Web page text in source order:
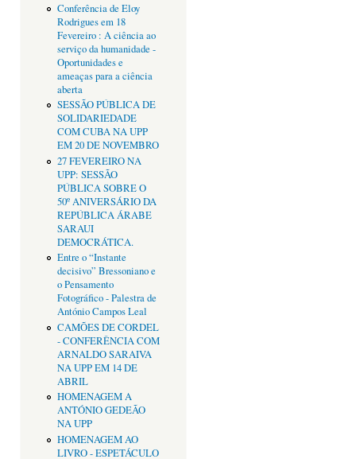
Conferência de Eloy
Rodrigues em 18
Fevereiro : A ciência ao
serviço da humanidade -
Oportunidades e
ameaças para a ciência
aberta
SESSÃO PÚBLICA DE
SOLIDARIEDADE
COM CUBA NA UPP
EM 20 DE NOVEMBRO
27 FEVEREIRO NA
UPP: SESSÃO
PÚBLICA SOBRE O
50º ANIVERSÁRIO DA
REPÚBLICA ÁRABE
SARAUI
DEMOCRÁTICA.
Entre o “Instante
decisivo” Bressoniano e
o Pensamento
Fotográfico - Palestra de
António Campos Leal
CAMÕES DE CORDEL
- CONFERÊNCIA COM
ARNALDO SARAIVA
NA UPP EM 14 DE
ABRIL
HOMENAGEM A
ANTÓNIO GEDEÃO
NA UPP
HOMENAGEM AO
LIVRO - ESPETÁCULO